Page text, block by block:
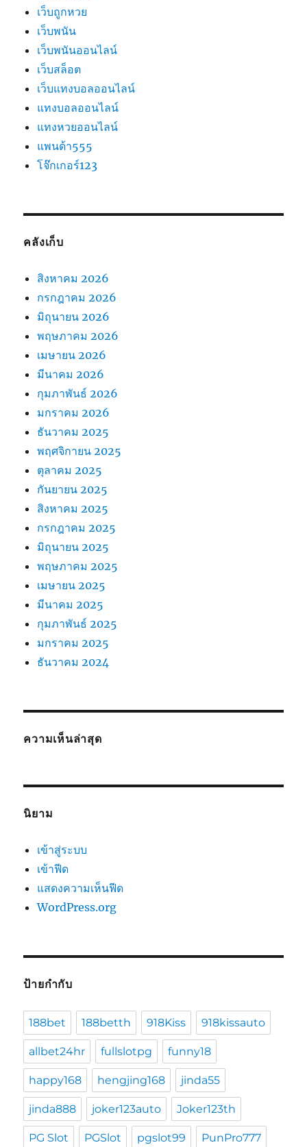
เว็บถูกหวย
เว็บพนัน
เว็บพนันออนไลน์
เว็บสล็อต
เว็บแทงบอลออนไลน์
แทงบอลออนไลน์
แทงหวยออนไลน์
แพนด้า555
โจ๊กเกอร์123
คลังเก็บ
สิงหาคม 2026
กรกฎาคม 2026
มิถุนายน 2026
พฤษภาคม 2026
เมษายน 2026
มีนาคม 2026
กุมภาพันธ์ 2026
มกราคม 2026
ธันวาคม 2025
พฤศจิกายน 2025
ตุลาคม 2025
กันยายน 2025
สิงหาคม 2025
กรกฎาคม 2025
มิถุนายน 2025
พฤษภาคม 2025
เมษายน 2025
มีนาคม 2025
กุมภาพันธ์ 2025
มกราคม 2025
ธันวาคม 2024
ความเห็นล่าสุด
นิยาม
เข้าสู่ระบบ
เข้าฟีด
แสดงความเห็นฟีด
WordPress.org
ป้ายกำกับ
188bet 188betth 918Kiss 918kissauto
allbet24hr fullslotpg funny18
happy168 hengjing168 jinda55
jinda888 joker123auto Joker123th
PG Slot PGSlot pgslot99 PunPro777